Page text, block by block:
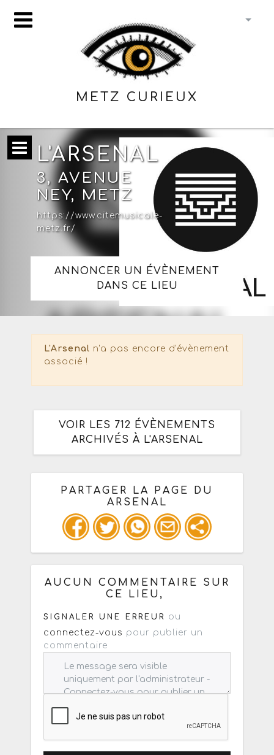
METZ CURIEUX
L'ARSENAL
3, AVENUE
NEY, METZ
https://www.citemusicale-
metz.fr/
ANNONCER UN ÉVÈNEMENT
DANS CE LIEU
L'Arsenal n'a pas encore d'évènement
associé !
VOIR LES 712 ÉVÈNEMENTS
ARCHIVÉS À L'ARSENAL
PARTAGER LA PAGE DU
ARSENAL
Ou copiez les infos ci-dessous pour
un : mail / forum / réseau social
AUCUN COMMENTAIRE SUR
CE LIEU,
SIGNALER UNE ERREUR
ou
connectez-vous pour publier un
commentaire